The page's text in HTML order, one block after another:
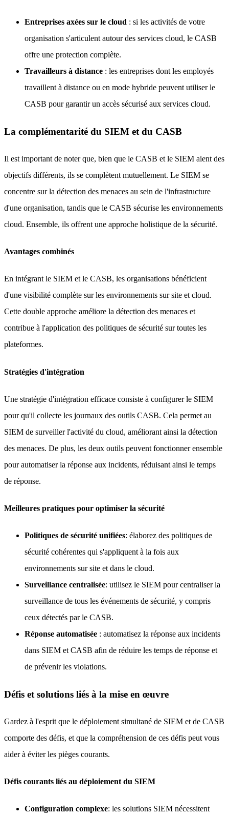
Entreprises axées sur le cloud : si les activités de votre
organisation s'articulent autour des services cloud, le CASB
offre une protection complète.
Travailleurs à distance : les entreprises dont les employés
travaillent à distance ou en mode hybride peuvent utiliser le
CASB pour garantir un accès sécurisé aux services cloud.
La complémentarité du SIEM et du CASB
Il est important de noter que, bien que le CASB et le SIEM aient des
objectifs différents, ils se complètent mutuellement. Le SIEM se
concentre sur la détection des menaces au sein de l'infrastructure
d'une organisation, tandis que le CASB sécurise les environnements
cloud. Ensemble, ils offrent une approche holistique de la sécurité.
Avantages combinés
En intégrant le SIEM et le CASB, les organisations bénéficient
d'une visibilité complète sur les environnements sur site et cloud.
Cette double approche améliore la détection des menaces et
contribue à l'application des politiques de sécurité sur toutes les
plateformes.
Stratégies d'intégration
Une stratégie d'intégration efficace consiste à configurer le SIEM
pour qu'il collecte les journaux des outils CASB. Cela permet au
SIEM de surveiller l'activité du cloud, améliorant ainsi la détection
des menaces. De plus, les deux outils peuvent fonctionner ensemble
pour automatiser la réponse aux incidents, réduisant ainsi le temps
de réponse.
Meilleures pratiques pour optimiser la sécurité
Politiques de sécurité unifiées: élaborez des politiques de
sécurité cohérentes qui s'appliquent à la fois aux
environnements sur site et dans le cloud.
Surveillance centralisée: utilisez le SIEM pour centraliser la
surveillance de tous les événements de sécurité, y compris
ceux détectés par le CASB.
Réponse automatisée : automatisez la réponse aux incidents
dans SIEM et CASB afin de réduire les temps de réponse et
de prévenir les violations.
Défis et solutions liés à la mise en œuvre
Gardez à l'esprit que le déploiement simultané de SIEM et de CASB
comporte des défis, et que la compréhension de ces défis peut vous
aider à éviter les pièges courants.
Défis courants liés au déploiement du SIEM
Configuration complexe: les solutions SIEM nécessitent